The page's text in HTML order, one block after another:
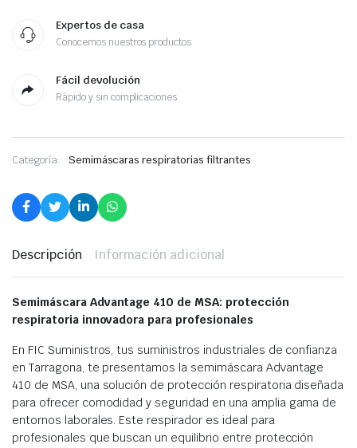
Expertos de casa
Conocemos nuestros productos
Fácil devolución
Rápido y sin complicaciones
Categoría: Semimáscaras respiratorias filtrantes
Descripción Información adicional
Semimáscara Advantage 410 de MSA: protección
respiratoria innovadora para profesionales
En FIC Suministros, tus suministros industriales de confianza
en Tarragona, te presentamos la semimáscara Advantage
410 de MSA, una solución de protección respiratoria diseñada
para ofrecer comodidad y seguridad en una amplia gama de
entornos laborales. Este respirador es ideal para
profesionales que buscan un equilibrio entre protección